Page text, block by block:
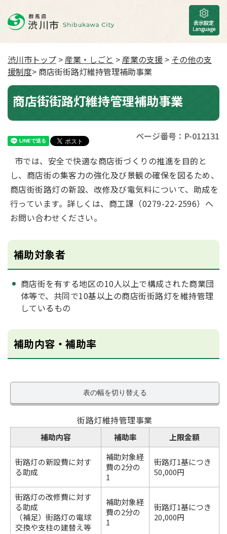
渋川市トップ >産業・しごと >産業の支援 > その他の支
援制度> 商店街街路灯維持管理補助事業
商店街街路灯維持管理補助事業
ページ番号：P-012131
市では、安全で快適な商店街づくりの推進を目的と
し、商店街の集客力の強化及び景観の確保を図るため、
商店街街路灯の新設、改修及び電気料について、助成を
行っています。詳しくは、商工課（0279-22-2596）へ
お問い合わせください。
補助対象者
商店街を有する地区の10人以上で構成された商業団
体等で、共同で10基以上の商店街街路灯を維持管理
しているもの
補助内容・補助率
表の幅を切り替える
街路灯維持管理事業
補助内容 補助率 上限金額
街路灯の新設費に対す
る助成
補助対象経
費の2分の
1
街路灯1基につき
50,000円
街路灯の改修費に対す
る助成
（補足）街路灯の電球
交換や支柱の建替え等
補助対象経
費の2分の
1
街路灯1基につき
20,000円